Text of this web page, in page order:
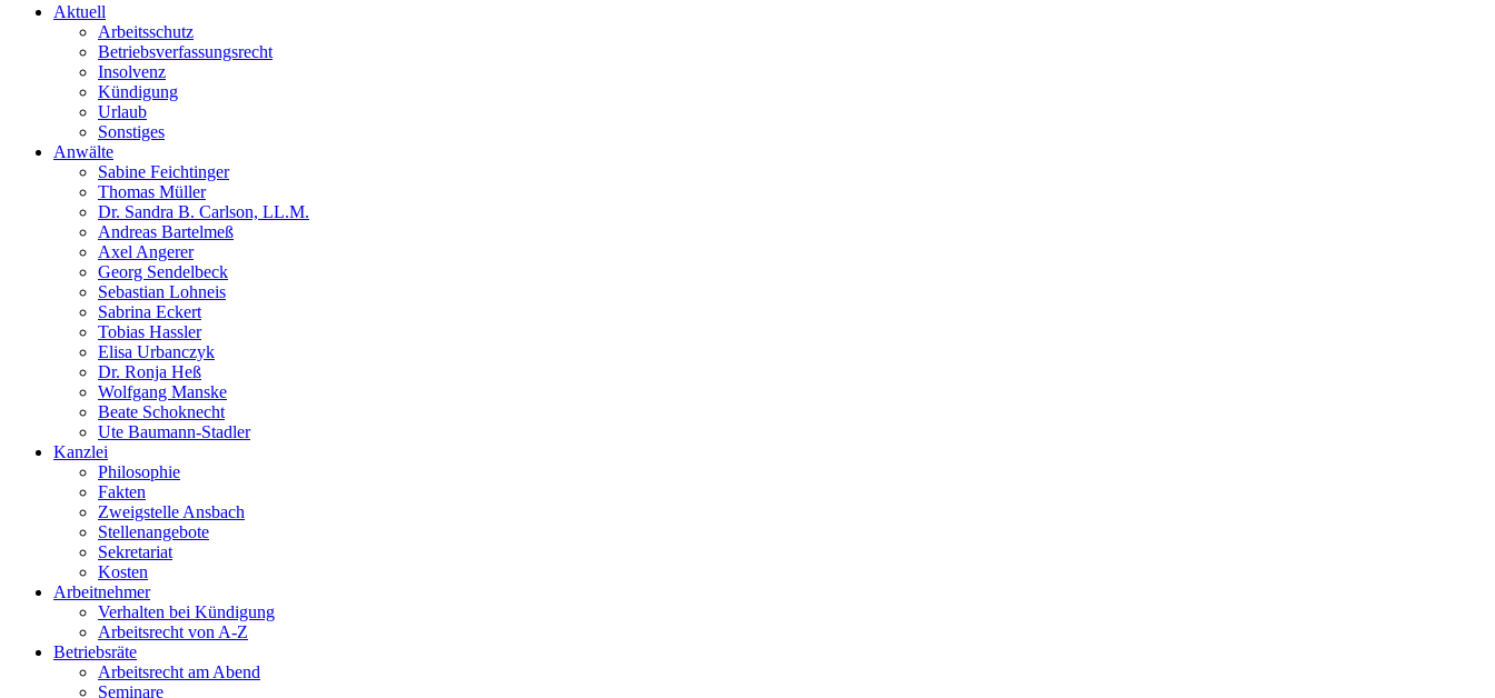
Aktuell
Arbeitsschutz
Betriebsverfassungsrecht
Insolvenz
Kündigung
Urlaub
Sonstiges
Anwälte
Sabine Feichtinger
Thomas Müller
Dr. Sandra B. Carlson, LL.M.
Andreas Bartelmeß
Axel Angerer
Georg Sendelbeck
Sebastian Lohneis
Sabrina Eckert
Tobias Hassler
Elisa Urbanczyk
Dr. Ronja Heß
Wolfgang Manske
Beate Schoknecht
Ute Baumann-Stadler
Kanzlei
Philosophie
Fakten
Zweigstelle Ansbach
Stellenangebote
Sekretariat
Kosten
Arbeitnehmer
Verhalten bei Kündigung
Arbeitsrecht von A-Z
Betriebsräte
Arbeitsrecht am Abend
Seminare